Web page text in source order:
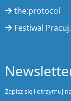
the:protocol
Festiwal
Zapisz się i otrzymuj